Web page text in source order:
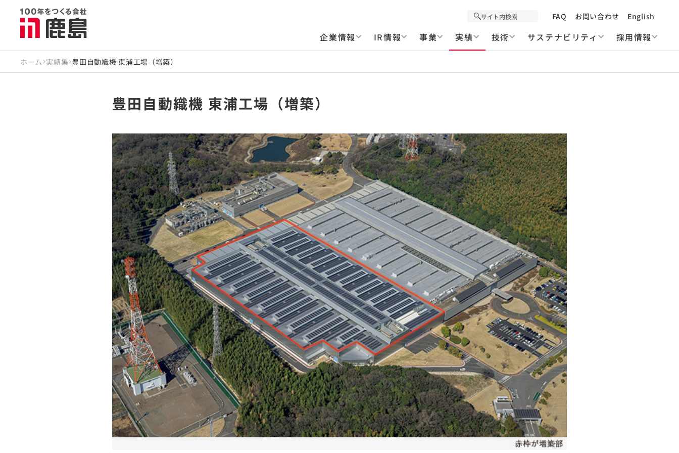
FAQ お問い合わせ English
企業情報 IR情報 事業 実績 技術 サステナビリティ 採用情報
ホーム 実績集 豊田自動織機 東浦工場（増築）
豊田自動織機 東浦工場（増築）